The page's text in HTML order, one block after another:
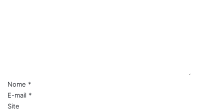
ç
a
i
o
*
Nome *
E-mail *
Site